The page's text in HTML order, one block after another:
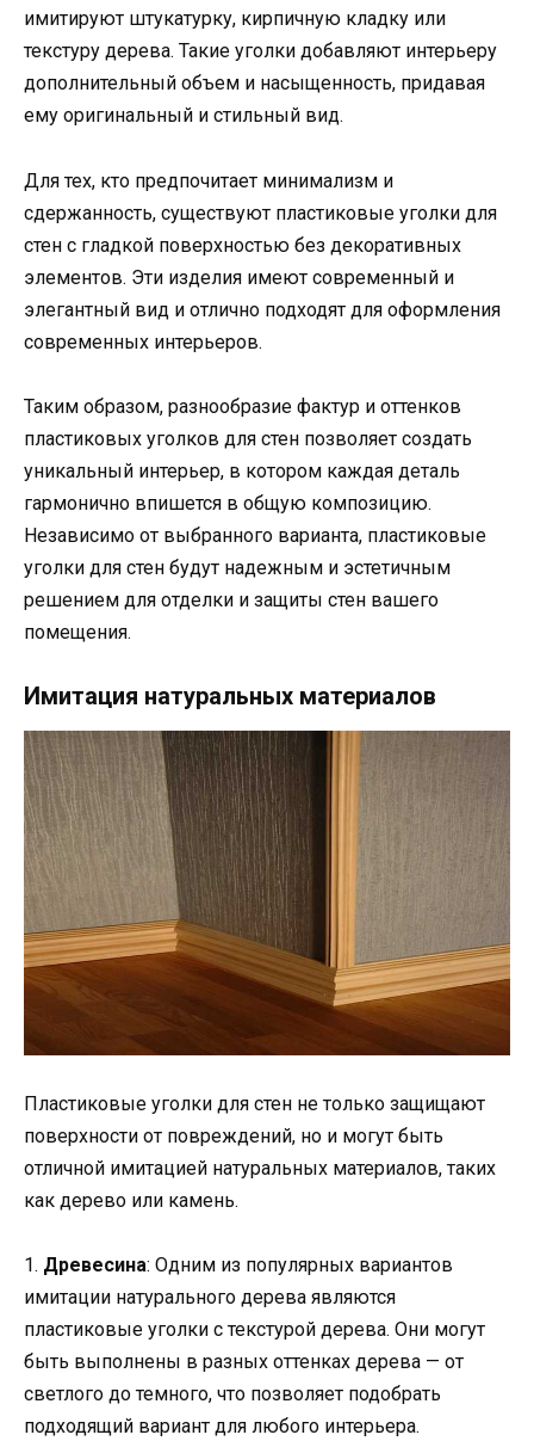
имитируют штукатурку, кирпичную кладку или
текстуру дерева. Такие уголки добавляют интерьеру
дополнительный объем и насыщенность, придавая
ему оригинальный и стильный вид.
Для тех, кто предпочитает минимализм и
сдержанность, существуют пластиковые уголки для
стен с гладкой поверхностью без декоративных
элементов. Эти изделия имеют современный и
элегантный вид и отлично подходят для оформления
современных интерьеров.
Таким образом, разнообразие фактур и оттенков
пластиковых уголков для стен позволяет создать
уникальный интерьер, в котором каждая деталь
гармонично впишется в общую композицию.
Независимо от выбранного варианта, пластиковые
уголки для стен будут надежным и эстетичным
решением для отделки и защиты стен вашего
помещения.
Имитация натуральных материалов
Пластиковые уголки для стен не только защищают
поверхности от повреждений, но и могут быть
отличной имитацией натуральных материалов, таких
как дерево или камень.
1. Древесина: Одним из популярных вариантов
имитации натурального дерева являются
пластиковые уголки с текстурой дерева. Они могут
быть выполнены в разных оттенках дерева — от
светлого до темного, что позволяет подобрать
подходящий вариант для любого интерьера.